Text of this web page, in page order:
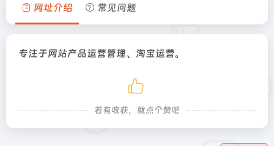
网址介绍 常见问题
专注于网站产品运营管理、淘宝运营。
若有收获，就点个赞吧